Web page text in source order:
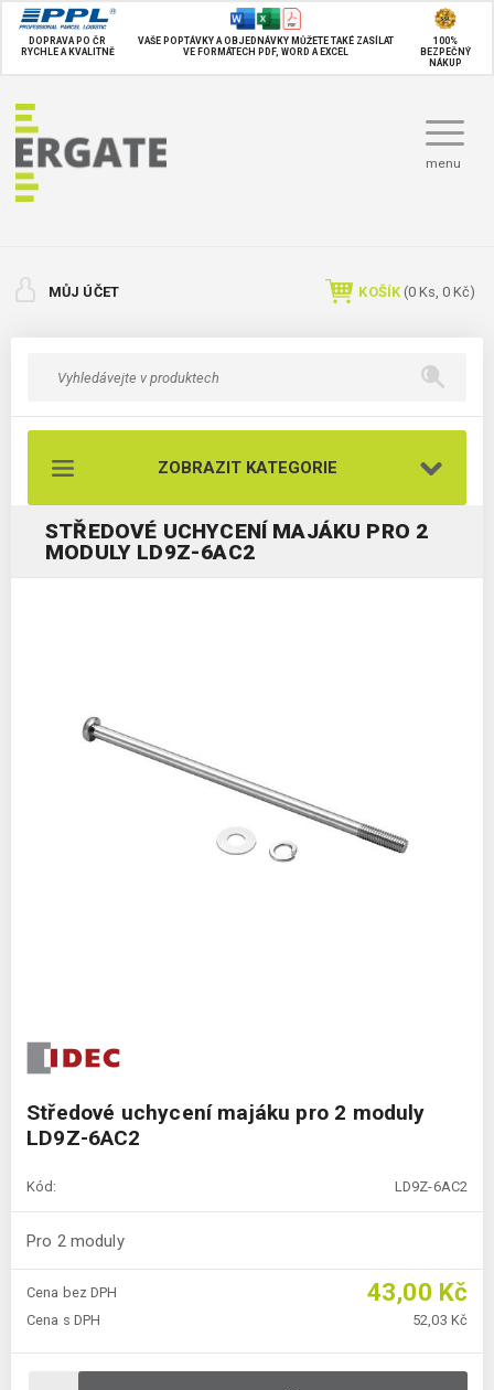
DOPRAVA PO ČR
RYCHLE A KVALITNĚ
VAŠE POPTÁVKY A OBJEDNÁVKY MŮŽETE TAKÉ ZASÍLAT
VE FORMÁTECH PDF, WORD A EXCEL
100%
BEZPEČNÝ
NÁKUP
menu
MŮJ ÚČET KOŠÍK (0 Ks, 0 Kč)
ZOBRAZIT KATEGORIE
STŘEDOVÉ UCHYCENÍ MAJÁKU PRO 2
MODULY LD9Z-6AC2
Středové uchycení majáku pro 2 moduly
LD9Z-6AC2
Kód: LD9Z-6AC2
Pro 2 moduly
Cena bez DPH 43,00 Kč
Cena s DPH 52,03 Kč